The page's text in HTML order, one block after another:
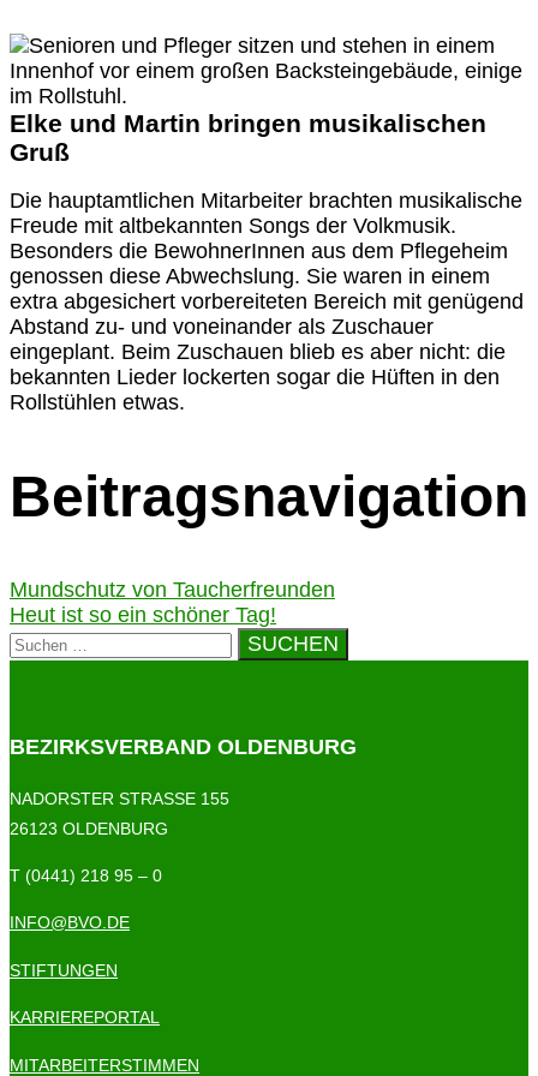
Elke und Martin bringen musikalischen
Gruß
Die hauptamtlichen Mitarbeiter brachten musikalische
Freude mit altbekannten Songs der Volkmusik.
Besonders die BewohnerInnen aus dem Pflegeheim
genossen diese Abwechslung. Sie waren in einem
extra abgesichert vorbereiteten Bereich mit genügend
Abstand zu- und voneinander als Zuschauer
eingeplant. Beim Zuschauen blieb es aber nicht: die
bekannten Lieder lockerten sogar die Hüften in den
Rollstühlen etwas.
Beitragsnavigation
Mundschutz von Taucherfreunden
Heut ist so ein schöner Tag!
BEZIRKSVERBAND OLDENBURG
NADORSTER STRASSE 155
26123 OLDENBURG
T (0441) 218 95 – 0
INFO@BVO.DE
STIFTUNGEN
KARRIEREPORTAL
MITARBEITERSTIMMEN